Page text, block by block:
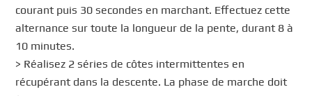
courant puis 30 secondes en marchant. Effectuez cette
alternance sur toute la longueur de la pente, durant 8 à
10 minutes.
> Réalisez 2 séries de côtes intermittentes en
récupérant dans la descente. La phase de marche doit